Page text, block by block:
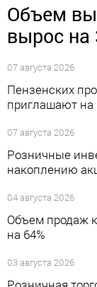
Объем
вырос на
07 августа 2026
Пензенских
приглашают
07 августа 2026
Розничные
накоплению
04 августа 2026
Объем продаж
на 64%
03 августа 2026